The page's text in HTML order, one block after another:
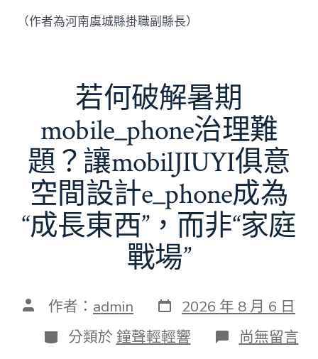
（作者為河南虞城縣掛職副縣長）
若何破解暑期
mobile_phone治理難
題？讓mobilJIUYI俱意
空間設計e_phone成為
“成長東西”，而非“家庭
戰場”
文 作者： admin 發
表
日
期
2026 年 8 月 6 日
分
類
分類於 鐘聲輕輕響 在
〈若
尚無留言